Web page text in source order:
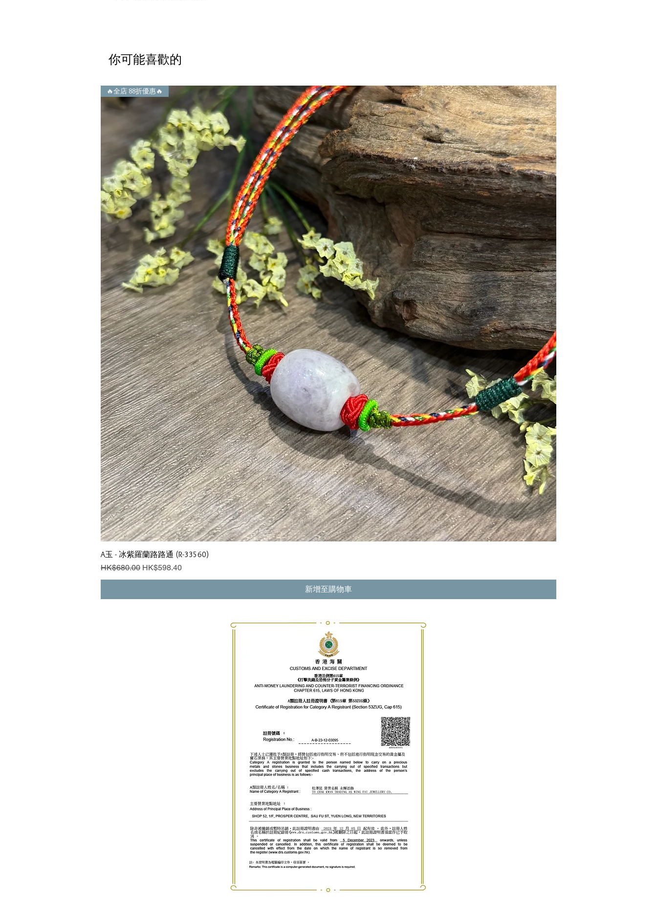
你可能喜歡的
🔥全店 88折優惠🔥
A玉 - 冰紫羅蘭路路通 (R-33560)
一般價格
HK$680.00 促銷價格
HK$598.40
新增至購物車